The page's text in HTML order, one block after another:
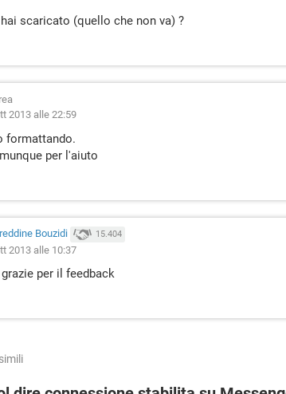
scaricato (quello che non va) ?
2013 alle 22:59
formattando.
per l'aiuto
Bouzidi 15.404
2013 alle 10:37
per il feedback